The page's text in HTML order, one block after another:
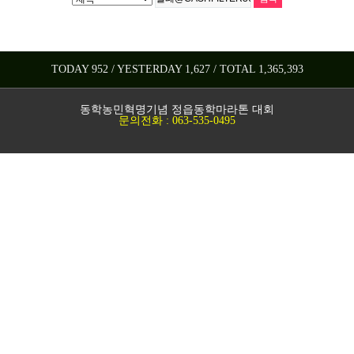
TODAY 952 / YESTERDAY 1,627 / TOTAL 1,365,393
동학농민혁명기념 정읍동학마라톤 대회
문의전화 : 063-535-0495